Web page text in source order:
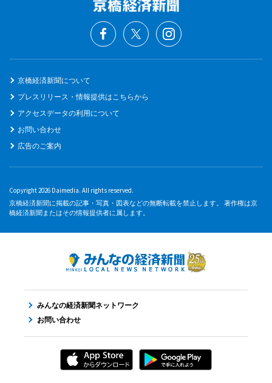
京橋経済新聞について
プレスリリース・情報提供はこちらから
アクセスデータの利用について
お問い合わせ
広告のご案内
Copyright 2026 Daimedia. All rights reserved.
京橋経済新聞に掲載の記事・写真・図表などの無断転載を禁止します。 著作権は京
橋経済新聞またはその情報提供者に属します。
みんなの経済新聞ネットワーク
お問い合わせ